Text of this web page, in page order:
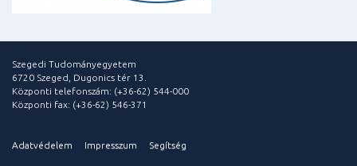
Szegedi Tudományegyetem
6720 Szeged, Dugonics tér 13.
Központi telefonszám: (+36-62) 544-000
Központi fax: (+36-62) 546-371
Adatvédelem Impresszum Segítség